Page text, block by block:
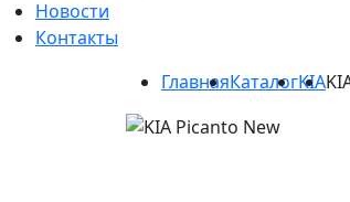
Новости
Контакты
ГлавнаяКаталогKIA